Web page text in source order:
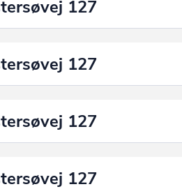
127
127
127
127